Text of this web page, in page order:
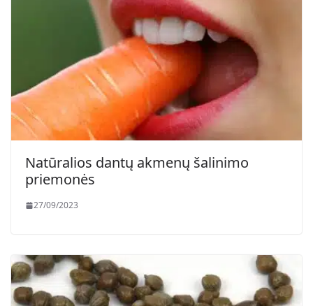
Natūralios dantų akmenų šalinimo
priemonės
27/09/2023